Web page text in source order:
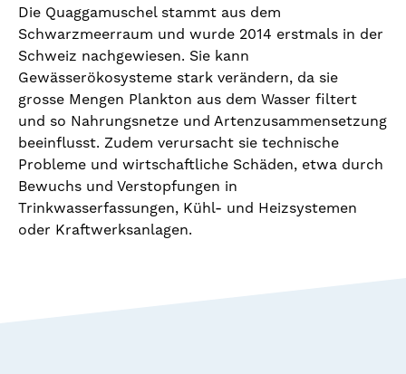
Die Quaggamuschel stammt aus dem
Schwarzmeerraum und wurde 2014 erstmals in der
Schweiz nachgewiesen. Sie kann
Gewässerökosysteme stark verändern, da sie
grosse Mengen Plankton aus dem Wasser filtert
und so Nahrungsnetze und Artenzusammensetzung
beeinflusst. Zudem verursacht sie technische
Probleme und wirtschaftliche Schäden, etwa durch
Bewuchs und Verstopfungen in
Trinkwasserfassungen, Kühl- und Heizsystemen
oder Kraftwerksanlagen.